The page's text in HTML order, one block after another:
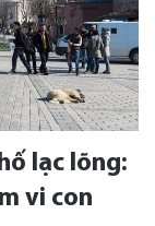
lạc lõng:
vi con